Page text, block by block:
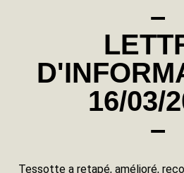
–
16/03/
–
Tessotte a retapé, amélioré,